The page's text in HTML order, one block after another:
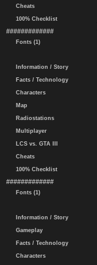
Cheats
100% Checklist
#############
Fonts (1)
Information / Story
Facts / Technology
Characters
Map
Radiostations
Multiplayer
LCS vs. GTA III
Cheats
100% Checklist
#############
Fonts (1)
Information / Story
Gameplay
Facts / Technology
Characters